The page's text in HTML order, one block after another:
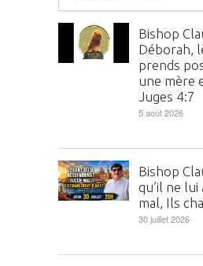
Bishop
Déborah,
prends
une mère
Juges 4:7
5 août 2026
Bishop
qu’il ne
mal, Ils
30 juillet 2026